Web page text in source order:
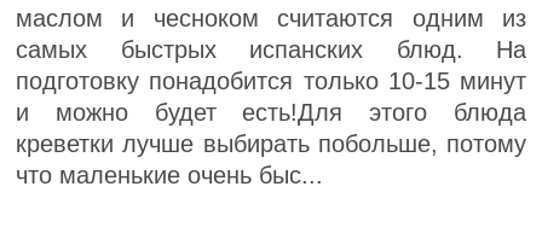
маслом и чесноком считаются одним из
самых быстрых испанских блюд. На
подготовку понадобится только 10-15 минут
и можно будет есть!Для этого блюда
креветки лучше выбирать побольше, потому
что маленькие очень быс...